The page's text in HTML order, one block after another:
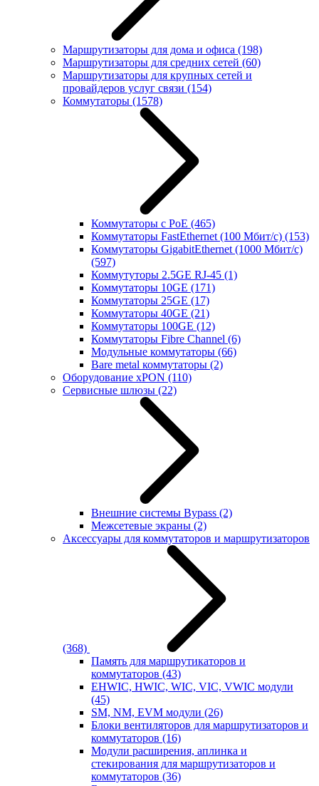
Маршрутизаторы для дома и офиса (198)
Маршрутизаторы для средних сетей (60)
Маршрутизаторы для крупных сетей и
провайдеров услуг связи (154)
Коммутаторы (1578)
Коммутаторы с PoE (465)
Коммутаторы FastEthernet (100 Мбит/с) (153)
Коммутаторы GigabitEthernet (1000 Мбит/с)
(597)
Коммутуторы 2.5GE RJ-45 (1)
Коммутаторы 10GE (171)
Коммутаторы 25GE (17)
Коммутаторы 40GE (21)
Коммутаторы 100GE (12)
Коммутаторы Fibre Channel (6)
Модульные коммутаторы (66)
Bare metal коммутаторы (2)
Оборудование xPON (110)
Сервисные шлюзы (22)
Внешние системы Bypass (2)
Межсетевые экраны (2)
Аксессуары для коммутаторов и маршрутизаторов
(368)
Память для маршрутикаторов и
коммутаторов (43)
EHWIC, HWIC, WIC, VIC, VWIC модули
(45)
SM, NM, EVM модули (26)
Блоки вентиляторов для маршрутизаторов и
коммутаторов (16)
Модули расширения, аплинка и
стекирования для маршрутизаторов и
коммутаторов (36)